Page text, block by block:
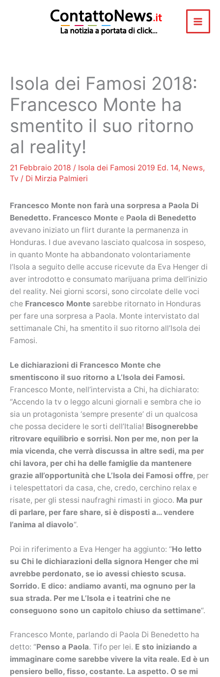
Isola dei Famosi 2018:
Francesco Monte ha
smentito il suo ritorno
al reality!
21 Febbraio 2018 / Isola dei Famosi 2019 Ed. 14, News,
Tv / Di Mirzia Palmieri
Francesco Monte non farà una sorpresa a Paola Di
Benedetto. Francesco Monte e Paola di Benedetto
avevano iniziato un flirt durante la permanenza in
Honduras. I due avevano lasciato qualcosa in sospeso,
in quanto Monte ha abbandonato volontariamente
l’Isola a seguito delle accuse ricevute da Eva Henger di
aver introdotto e consumato marijuana prima dell’inizio
del reality. Nei giorni scorsi, sono circolate delle voci
che Francesco Monte sarebbe ritornato in Honduras
per fare una sorpresa a Paola. Monte intervistato dal
settimanale Chi, ha smentito il suo ritorno all’Isola dei
Famosi.
Le dichiarazioni di Francesco Monte che
smentiscono il suo ritorno a L’Isola dei Famosi.
Francesco Monte, nell’intervista a Chi, ha dichiarato:
“Accendo la tv o leggo alcuni giornali e sembra che io
sia un protagonista ‘sempre presente’ di un qualcosa
che possa decidere le sorti dell’Italia! Bisognerebbe
ritrovare equilibrio e sorrisi. Non per me, non per la
mia vicenda, che verrà discussa in altre sedi, ma per
chi lavora, per chi ha delle famiglie da mantenere
grazie all’opportunità che L’Isola dei Famosi offre, per
i telespettatori da casa, che, credo, cerchino relax e
risate, per gli stessi naufraghi rimasti in gioco. Ma pur
di parlare, per fare share, si è disposti a… vendere
l’anima al diavolo“.
Poi in riferimento a Eva Henger ha aggiunto: “Ho letto
su Chi le dichiarazioni della signora Henger che mi
avrebbe perdonato, se io avessi chiesto scusa.
Sorrido. E dico: andiamo avanti, ma ognuno per la
sua strada. Per me L’Isola e i teatrini che ne
conseguono sono un capitolo chiuso da settimane“.
Francesco Monte, parlando di Paola Di Benedetto ha
detto: “Penso a Paola. Tifo per lei. E sto iniziando a
immaginare come sarebbe vivere la vita reale. Ed è un
pensiero bello, fisso, costante. La aspetto. O se mi